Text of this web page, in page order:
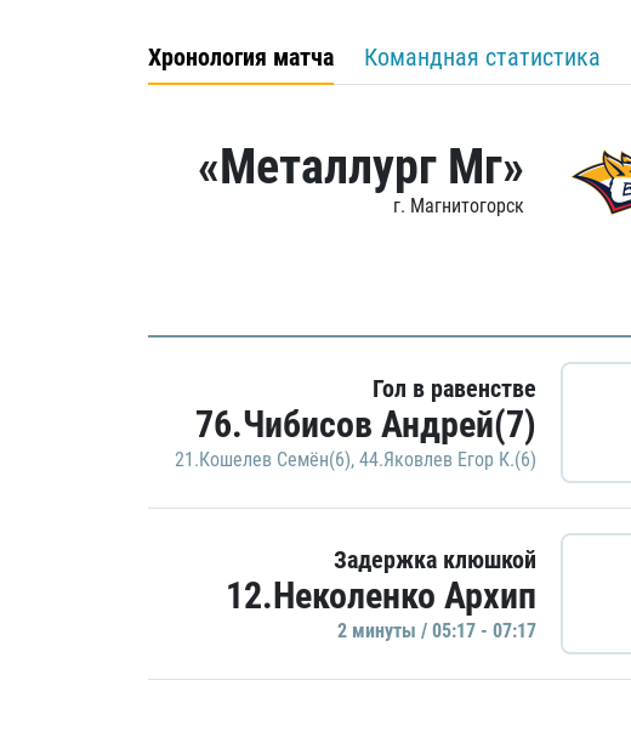
Хронология матча Командная статистика
«Металлург Мг»
г. Магнитогорск
Гол в равенстве
76.Чибисов Андрей(7)
21.Кошелев Семён(6), 44.Яковлев Егор К.(6)
Задержка клюшкой
12.Неколенко Архип
2 минуты / 05:17 - 07:17